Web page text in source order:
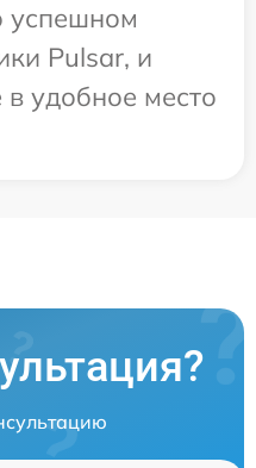
Pulsar, и
в удобное место